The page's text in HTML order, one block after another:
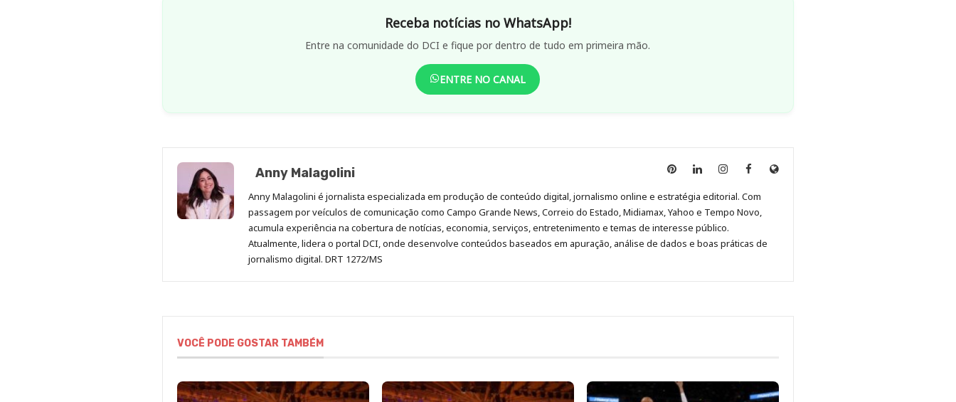
Receba notícias no WhatsApp!
Entre na comunidade do DCI e fique por dentro de tudo em primeira mão.
ENTRE NO CANAL
Anny Malagolini
Anny
no
Pinterest
Anny
no
LinkedIn
Anny
no
Instagram
Anny
no
Facebook
Site
Anny Malagolini é jornalista especializada em produção de conteúdo digital, jornalismo online e estratégia editorial. Com
passagem por veículos de comunicação como Campo Grande News, Correio do Estado, Midiamax, Yahoo e Tempo Novo,
acumula experiência na cobertura de notícias, economia, serviços, entretenimento e temas de interesse público.
Atualmente, lidera o portal DCI, onde desenvolve conteúdos baseados em apuração, análise de dados e boas práticas de
jornalismo digital. DRT 1272/MS
VOCÊ PODE GOSTAR TAMBÉM